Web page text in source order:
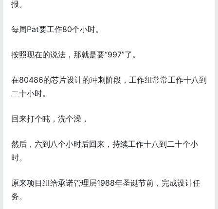
报。
每周Pat要工作80个小时。
按照现在的说法，那就是要“997”了。
在80486的芯片设计的冲刺阶段，工作组常常工作十八到
二十小时。
回来打个盹，洗个澡，
然后，六到八个小时后回来，持续工作十八到二十个小
时。
原来项目组给承诺管理层1988年圣诞节前，完成设计任
务。